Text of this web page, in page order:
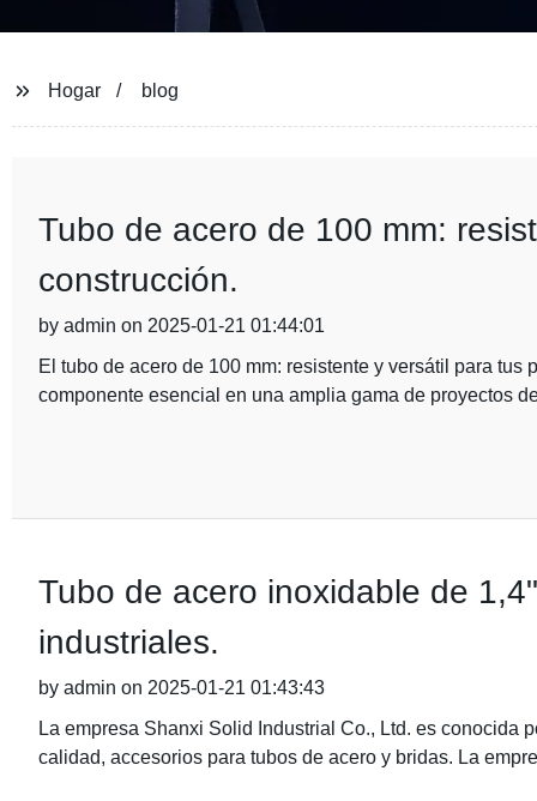
Hogar blog
Tubo de acero de 100 mm:
construcción.
by admin on 2025-01-21 01:44:01
El tubo de acero de 100 mm: resistente y versátil para
componente esencial en una amplia gama de proyectos
Tubo de acero inoxidable de
industriales.
by admin on 2025-01-21 01:43:43
La empresa Shanxi Solid Industrial Co., Ltd. es conocida
calidad, accesorios para tubos de acero y bridas. La